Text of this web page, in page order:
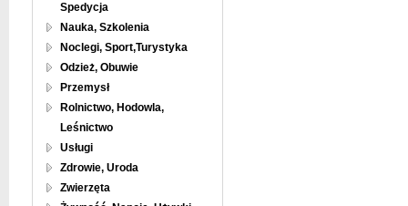
Spedycja
Nauka, Szkolenia
Noclegi, Sport,Turystyka
Odzież, Obuwie
Przemysł
Rolnictwo, Hodowla,
Leśnictwo
Usługi
Zdrowie, Uroda
Zwierzęta